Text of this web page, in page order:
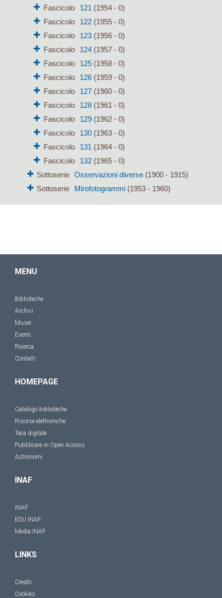
Fascicolo
121 (1954 - 0)
Fascicolo
122(1955 - 0)
Fascicolo
123(1956 - 0)
Fascicolo
124(1957 - 0)
Fascicolo
125(1958 - 0)
Fascicolo
126(1959 - 0)
Fascicolo
127(1960 - 0)
Fascicolo
128(1961 - 0)
Fascicolo
129(1962 - 0)
Fascicolo
130(1963 - 0)
Fascicolo
131 (1964 - 0)
Fascicolo
132(1965 - 0)
Sottoserie
Osservazioni diverse (1900 - 1915)
Sottoserie
Mirofotogrammi (1953 - 1960)
MENU
Biblioteche
Archivi
Musei
Eventi
Ricerca
Contatti
HOMEPAGE
Catalogo biblioteche
Risorse elettroniche
Teca digitale
Pubblicare in Open Access
Astronomi
INAF
INAF
EDU INAF
Media INAF
LINKS
Crediti
Cookies